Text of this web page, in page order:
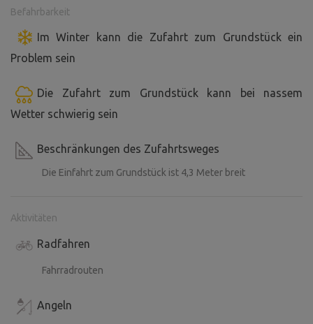
Befahrbarkeit
Im Winter kann die Zufahrt zum Grundstück ein
Problem sein
Die Zufahrt zum Grundstück kann bei nassem
Wetter schwierig sein
Beschränkungen des Zufahrtsweges
Die Einfahrt zum Grundstück ist 4,3 Meter breit
Aktivitäten
Radfahren
Fahrradrouten
Angeln